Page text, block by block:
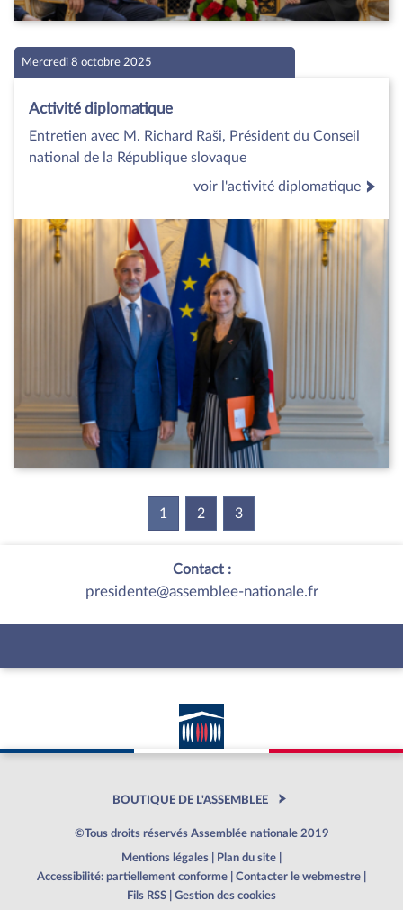
Mercredi 8 octobre 2025
Activité diplomatique
Entretien avec M. Richard Raši, Président du Conseil
national de la République slovaque
voir l'activité diplomatique
1 (current)
2 3
Contact :
presidente@assemblee-nationale.fr
BOUTIQUE DE L'ASSEMBLEE
©Tous droits réservés Assemblée nationale 2019
Mentions légales Plan du site
Accessibilité: partiellement conforme
Contacter le webmestre
Fils RSS
Gestion des cookies